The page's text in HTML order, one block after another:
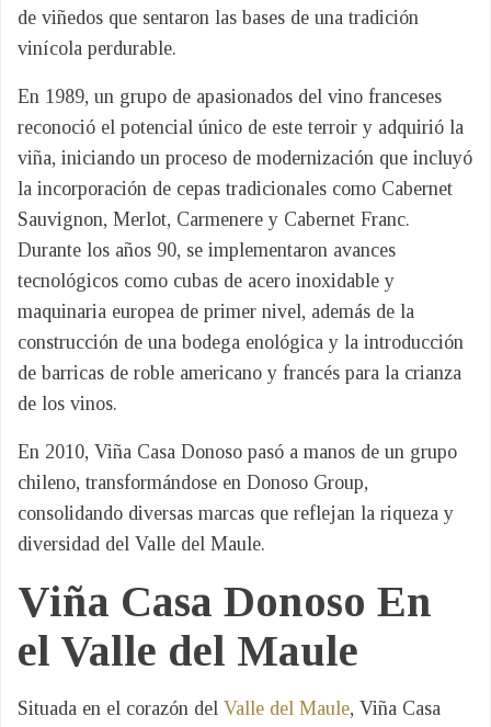
de viñedos que sentaron las bases de una tradición
vinícola perdurable.
En 1989, un grupo de apasionados del vino franceses
reconoció el potencial único de este terroir y adquirió la
viña, iniciando un proceso de modernización que incluyó
la incorporación de cepas tradicionales como Cabernet
Sauvignon, Merlot, Carmenere y Cabernet Franc.
Durante los años 90, se implementaron avances
tecnológicos como cubas de acero inoxidable y
maquinaria europea de primer nivel, además de la
construcción de una bodega enológica y la introducción
de barricas de roble americano y francés para la crianza
de los vinos.
En 2010, Viña Casa Donoso pasó a manos de un grupo
chileno, transformándose en Donoso Group,
consolidando diversas marcas que reflejan la riqueza y
diversidad del Valle del Maule.
Viña Casa Donoso En
el Valle del Maule
Situada en el corazón del Valle del Maule, Viña Casa